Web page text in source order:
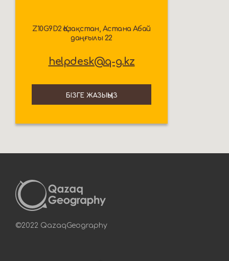
Z10G9D2 Қазақстан, Астана Абай
даңғылы 22
helpdesk@q-g.kz
БІЗГЕ ЖАЗЫҢЫЗ
©2022 QazaqGeography